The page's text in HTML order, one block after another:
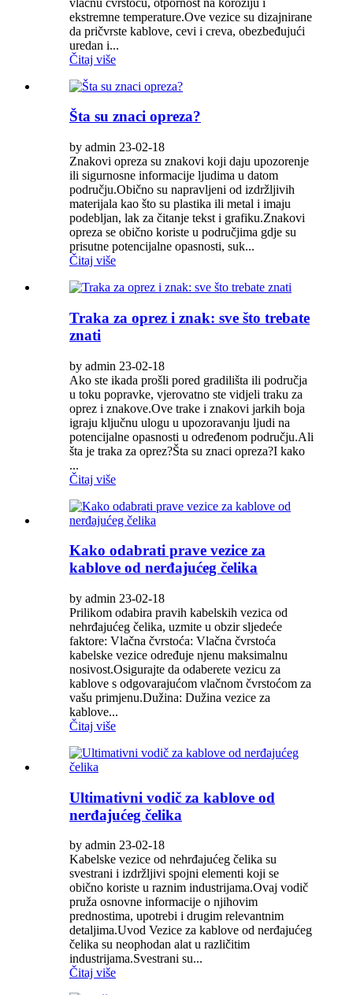
ekstremne temperature.Ove vezice su dizajnirane
da pričvrste kablove, cevi i creva, obezbeđujući
uredan i...
Čitaj više
Šta su znaci opreza?
by admin 23-02-18
Znakovi opreza su znakovi koji daju upozorenje
ili sigurnosne informacije ljudima u datom
području.Obično su napravljeni od izdržljivih
materijala kao što su plastika ili metal i imaju
podebljan, lak za čitanje tekst i grafiku.Znakovi
opreza se obično koriste u područjima gdje su
prisutne potencijalne opasnosti, suk...
Čitaj više
Traka za oprez i znak: sve što trebate
znati
by admin 23-02-18
Ako ste ikada prošli pored gradilišta ili područja
u toku popravke, vjerovatno ste vidjeli traku za
oprez i znakove.Ove trake i znakovi jarkih boja
igraju ključnu ulogu u upozoravanju ljudi na
potencijalne opasnosti u određenom području.Ali
šta je traka za oprez?Šta su znaci opreza?I kako
...
Čitaj više
Kako odabrati prave vezice za
kablove od nerđajućeg čelika
by admin 23-02-18
Prilikom odabira pravih kabelskih vezica od
nehrđajućeg čelika, uzmite u obzir sljedeće
faktore: Vlačna čvrstoća: Vlačna čvrstoća
kabelske vezice određuje njenu maksimalnu
nosivost.Osigurajte da odaberete vezicu za
kablove s odgovarajućom vlačnom čvrstoćom za
vašu primjenu.Dužina: Dužina vezice za
kablove...
Čitaj više
Ultimativni vodič za kablove od
nerđajućeg čelika
by admin 23-02-18
Kabelske vezice od nehrđajućeg čelika su
svestrani i izdržljivi spojni elementi koji se
obično koriste u raznim industrijama.Ovaj vodič
pruža osnovne informacije o njihovim
prednostima, upotrebi i drugim relevantnim
detaljima.Uvod Vezice za kablove od nerđajućeg
čelika su neophodan alat u različitim
industrijama.Svestrani su...
Čitaj više